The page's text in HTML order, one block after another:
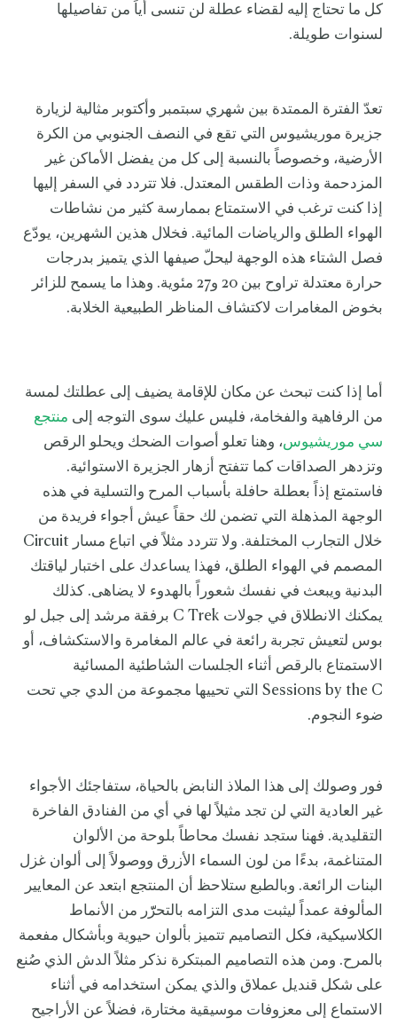
كل ما تحتاج إليه لقضاء عطلة لن تنسى أياً من تفاصيلها
لسنوات طويلة.
تعدّ الفترة الممتدة بين شهري سبتمبر وأكتوبر مثالية لزيارة
جزيرة موريشيوس التي تقع في النصف الجنوبي من الكرة
الأرضية، وخصوصاً بالنسبة إلى كل من يفضل الأماكن غير
المزدحمة وذات الطقس المعتدل. فلا تتردد في السفر إليها
إذا كنت ترغب في الاستمتاع بممارسة كثير من نشاطات
الهواء الطلق والرياضات المائية. فخلال هذين الشهرين، يودّع
فصل الشتاء هذه الوجهة ليحلّ صيفها الذي يتميز بدرجات
حرارة معتدلة تراوح بين 20 و27 مئوية. وهذا ما يسمح للزائر
بخوض المغامرات لاكتشاف المناظر الطبيعية الخلابة.
أما إذا كنت تبحث عن مكان للإقامة يضيف إلى عطلتك لمسة
من الرفاهية والفخامة، فليس عليك سوى التوجه إلى منتجع
سي موريشيوس، وهنا تعلو أصوات الضحك ويحلو الرقص
وتزدهر الصداقات كما تتفتح أزهار الجزيرة الاستوائية.
فاستمتع إذاً بعطلة حافلة بأسباب المرح والتسلية في هذه
الوجهة المذهلة التي تضمن لك حقاً عيش أجواء فريدة من
خلال التجارب المختلفة. ولا تتردد مثلاً في اتباع مسار Circuit
المصمم في الهواء الطلق، فهذا يساعدك على اختبار لياقتك
البدنية ويبعث في نفسك شعوراً بالهدوء لا يضاهى. كذلك
يمكنك الانطلاق في جولات C Trek برفقة مرشد إلى جبل لو
بوس لتعيش تجربة رائعة في عالم المغامرة والاستكشاف، أو
الاستمتاع بالرقص أثناء الجلسات الشاطئية المسائية
Sessions by the C التي تحييها مجموعة من الدي جي تحت
ضوء النجوم.
فور وصولك إلى هذا الملاذ النابض بالحياة، ستفاجئك الأجواء
غير العادية التي لن تجد مثيلاً لها في أي من الفنادق الفاخرة
التقليدية. فهنا ستجد نفسك محاطاً بلوحة من الألوان
المتناغمة، بدءًا من لون السماء الأزرق ووصولاً إلى ألوان غزل
البنات الرائعة. وبالطبع ستلاحظ أن المنتجع ابتعد عن المعايير
المألوفة عمداً ليثبت مدى التزامه بالتحرّّر من الأنماط
الكلاسيكية، فكل التصاميم تتميز بألوان حيوية وبأشكال مفعمة
بالمرح. ومن هذه التصاميم المبتكرة نذكر مثلاً الدش الذي صُنع
على شكل قنديل عملاق والذي يمكن استخدامه في أثناء
الاستماع إلى معزوفات موسيقية مختارة، فضلاً عن الأراجيح